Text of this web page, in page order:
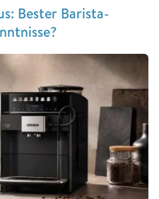
Bester Barista-